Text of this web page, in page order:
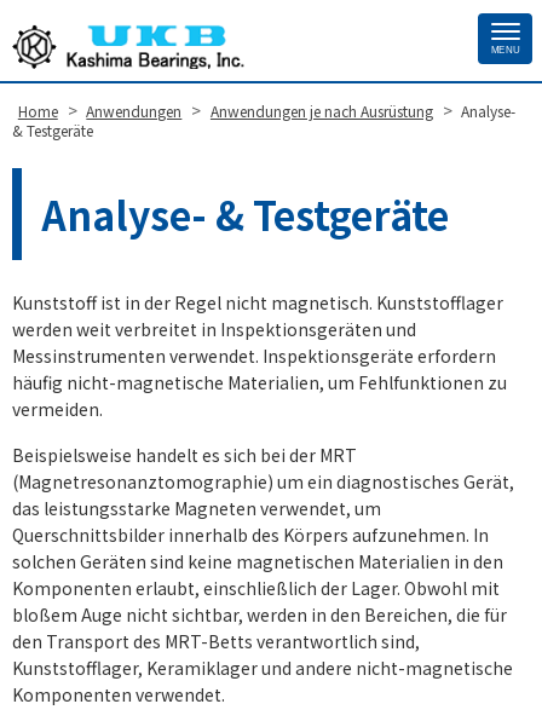
MENU
Home > Anwendungen > Anwendungen je nach Ausrüstung > Analyse-
& Testgeräte
Analyse- & Testgeräte
Kunststoff ist in der Regel nicht magnetisch. Kunststofflager
werden weit verbreitet in Inspektionsgeräten und
Messinstrumenten verwendet. Inspektionsgeräte erfordern
häufig nicht-magnetische Materialien, um Fehlfunktionen zu
vermeiden.
Beispielsweise handelt es sich bei der MRT
(Magnetresonanztomographie) um ein diagnostisches Gerät,
das leistungsstarke Magneten verwendet, um
Querschnittsbilder innerhalb des Körpers aufzunehmen. In
solchen Geräten sind keine magnetischen Materialien in den
Komponenten erlaubt, einschließlich der Lager. Obwohl mit
bloßem Auge nicht sichtbar, werden in den Bereichen, die für
den Transport des MRT-Betts verantwortlich sind,
Kunststofflager, Keramiklager und andere nicht-magnetische
Komponenten verwendet.
Site
Footer